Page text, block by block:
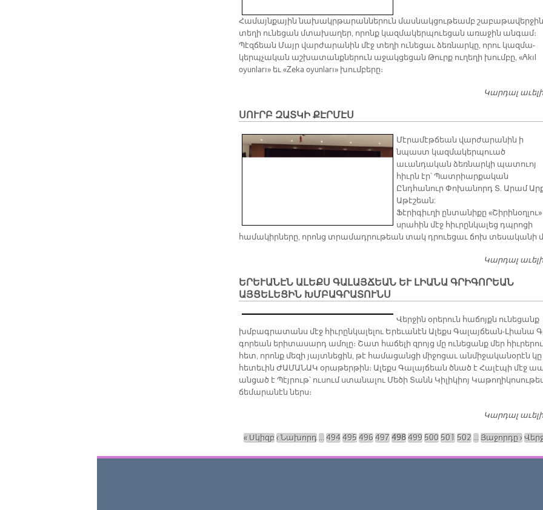
Հա­մայն­քա­յին նա­խակր­թա­րան­նե­րուն մաս­նակ­ցու­թեամբ շա­բա­թա­վեր­ջին
տե­ղի ու­նե­ցան մտա­խա­ղեր, ո­րոնք կազ­մա­կեր­պուե­ցան ա­ռա­ջին ան­գամ։
Պէզ­ճեան Մայր վար­ժա­րա­նին մէջ տե­ղի ու­նե­ցաւ ձեռ­նար­կը, ո­րու կազ­մա­
կերպ­չա­կան աշ­խա­տանք­նե­րուն ա­ջակ­ցե­ցան Թուրք ու­ղե­ղի խում­բը, «Akıl
oyunları» եւ «Zeka oyunları» խում­բե­րը։
Կարդալ
ՍՈՒՐԲ ԶԱՏԿԻ ՔԷՐՄԷՍ
Մէրամէթճեան վարժարանին ի
նպաստ կազմակերպուած
աւանդական ձեռնարկի պատուոյ
հիւրն էր՝ Պատրիարքական
Ընդհանուր Փոխանորդ Տ. Արամ
Աթէշեան:
Ֆէրիգիւղի ընտանիքը «Շիրինօղլու»
սրահին մէջ հիւրընկալեց դպրոցի
համակիրները, որոնց տրամադրութեան տակ դրուեցաւ ճոխ տեսականի
Կարդալ
ԵՐԵՒԱՆԷՆ ԱԼԵՔՍ ԳԱԼԱՅՃԵԱՆ ԵՒ ԼԻԱՆԱ ԳՐԻԳՈՐԵԱՆ
ԱՅՑԵԼԵՑԻՆ ԽՄԲԱԳՐԱՏՈՒՆՍ
Վեր­ջին օ­րե­րուն հա­ճոյքն ու­նե­ցանք
խմբագ­րա­տանս մէջ հիւ­րըն­կա­լե­լու Ե­րե­ւա­նէն Ա­լեքս Գա­լայ­ճեան-Լիա­նա
գո­րեան ե­րի­տա­սարդ ա­մո­լը։ Շատ հա­ճե­լի զրոյց մը ու­նե­ցանք մեր
հետ, ո­րոնք մե­զի յայտ­նե­ցին, թէ հա­մա­ցան­ցի մի­ջո­ցաւ ան­մի­ջա­կա­նօ­րէն կը
հե­տե­ւին ԺԱ­ՄԱ­ՆԱԿ օ­րա­թեր­թին։ Ա­լեքս Գա­լայ­ճեան ծնած է Հա­լէ­պի մէջ
ան­ցած է Պէյ­րութ՝ ու­սում ստա­նա­լու Մե­ծի Տանն Կի­լի­կիոյ
ճե­մա­րա­նէն ներս։
Կարդալ
Էջեր
« Սկիզբ‹ Նախորդ …494495496497498499 500 501 502 … Յաջորդը ›